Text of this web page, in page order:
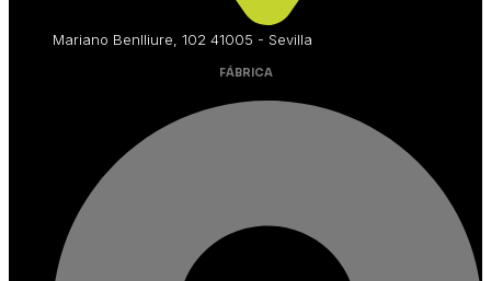
Mariano Benlliure, 102 41005 - Sevilla
FÁBRICA